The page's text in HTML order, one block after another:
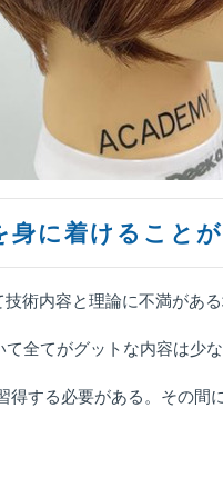
身に着けること
術内容と理論に不満があ
全てがグットな内容は少
得する必要がある。その間